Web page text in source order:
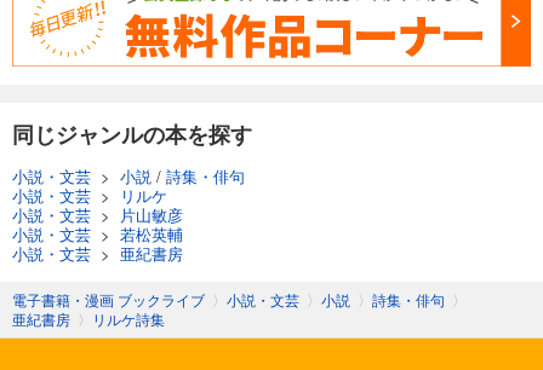
同じジャンルの本を探す
小説・文芸 > 小説 / 詩集・俳句
小説・文芸 >
リルケ
小説・文芸 >
片山敏彦
小説・文芸 > 若松英輔
小説・文芸 > 亜紀書房
電子書籍・漫画 ブックライブ 〉 小説・文芸 〉 小説 〉 詩集・俳句 〉
亜紀書房 〉 リルケ詩集